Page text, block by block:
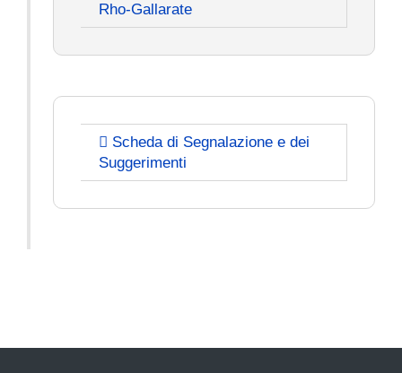
Rho-Gallarate
Scheda di Segnalazione e dei
Suggerimenti